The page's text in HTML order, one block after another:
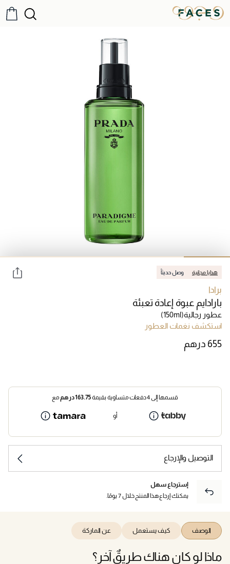
هدايا مجانية وصل حديثاً
برادا
بارادايم عبوة إعادة تعبئة
عطور رجالية(150ml)
استكشف نغمات العطور
قسمها إلى 4 دفعات متساوية بقيمة 163.75درهممع
أو
التوصيل والإرجاع
إسترجاع سهل
يمكنك إرجاع هذا المنتج خلال 7 يومًا.
الوصف كيف يستعمل عن الماركة
ماذا لو كان هناك طريقٌ آخر؟